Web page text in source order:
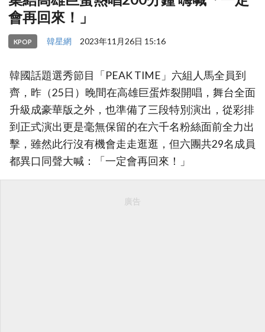
會再回來！」
KPOP 韓星網 2023年11月26日 15:16
韓國話題選秀節目「PEAK TIME」六組人馬全員到
齊，昨（25日）晚間在高雄巨蛋炸裂開唱，舞台全面
升級成豪華版之外，也準備了三段特別演出，從彩排
到正式演出更是毫無保留的在六千名粉絲面前全力出
擊，雖然此行沒有機會走走逛逛，但六團共29名成員
都異口同聲大喊：「一定會再回來！」
廣告